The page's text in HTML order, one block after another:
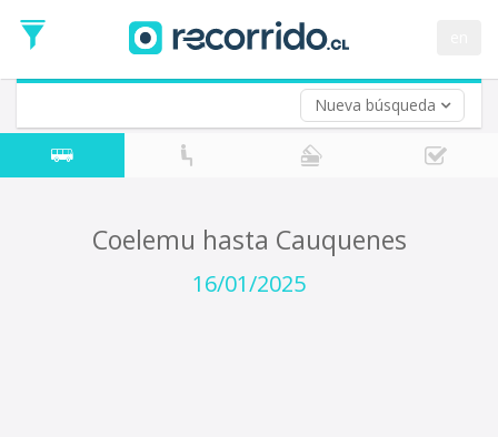
Nueva búsqueda
de
Ida
Vuelta (opcional)
Fecha
de
Coelemu hasta Cauquenes
16/01/2025